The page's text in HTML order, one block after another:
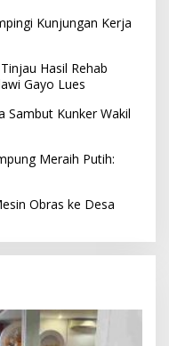
Kunjungan Kerja
Hasil Rehab
Gayo Lues
Sambut Kunker Wakil
Meraih Putih:
Obras ke Desa